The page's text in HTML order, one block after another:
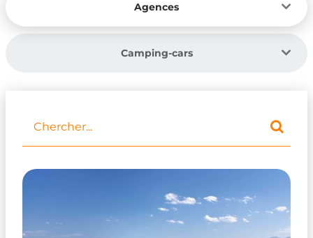
Agences
Camping-cars